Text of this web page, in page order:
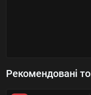
Рекомендовані